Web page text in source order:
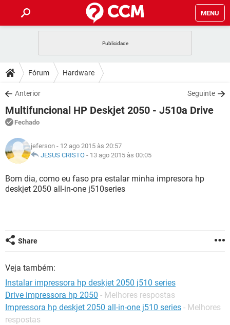
MENU
CELULAR
OUTLOOK
INSTAGRAM GMAIL
GUIA DE COMPRAS
DICAS
JOGOS
OUTLOOK
INSTAGRAM
GUIA DE COMPRAS
DOWNLOADS
JOGOS WHATSAPP
CELULAR
OUTLOOK
INSTAGRAM
GUIA DE COMPRAS
FÓRUM
JOGOS
CELULAR FACEBOOK
INSTAGRAM GMAIL
GLOSSÁRIO
JOGOS
CELULAR FACEBOOK
Fórum Hardware
Anterior Seguinte
Multifuncional HP Deskjet 2050 - J510a Drive
Fechado
jeferson - 12 ago 2015 às 20:57
JESUS CRISTO - 13 ago 2015 às 00:05
Bom dia, como eu faso pra estalar minha impresora hp
deskjet 2050 all-in-one j510series
Share
Veja também:
Instalar impressora hp deskjet 2050 j510 series
Drive impressora hp 2050 - Melhores respostas
Impressora hp deskjet 2050 all-in-one j510 series - Melhores
respostas